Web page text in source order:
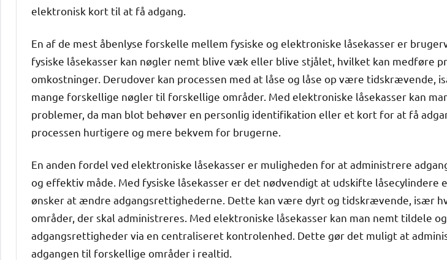
elektronisk kort til at få adgang.
En af de mest åbenlyse forskelle mellem fysiske og elektroniske låsekasser er
fysiske låsekasser kan nøgler nemt blive væk eller blive stjålet, hvilket kan medføre
omkostninger. Derudover kan processen med at låse og låse op være tidskrævende,
mange forskellige nøgler til forskellige områder. Med elektroniske låsekasser kan
problemer, da man blot behøver en personlig identifikation eller et kort for at få
processen hurtigere og mere bekvem for brugerne.
En anden fordel ved elektroniske låsekasser er muligheden for at administrere
og effektiv måde. Med fysiske låsekasser er det nødvendigt at udskifte låsecylindere
ønsker at ændre adgangsrettighederne. Dette kan være dyrt og tidskrævende, især
områder, der skal administreres. Med elektroniske låsekasser kan man nemt tildele
adgangsrettigheder via en centraliseret kontrolenhed. Dette gør det muligt at
adgangen til forskellige områder i realtid.